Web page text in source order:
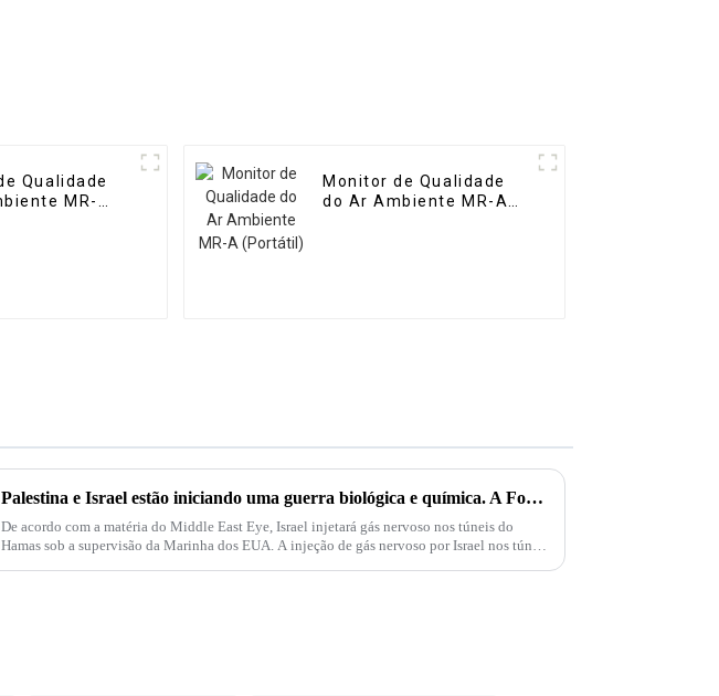
Qualidade
MR-
Monitor de Qualidade
do Ar Ambiente MR-A
Palestina e Israel estão iniciando uma guerra biológica e química. A Força Delta aparece e injeta gás nervoso em túneis subterrâneos em Gaza!
De acordo com a matéria do Middle East Eye, Israel injetará gás nervoso nos túneis do
Hamas sob a supervisão da Marinha dos EUA. A injeção de gás nervoso por Israel nos túneis